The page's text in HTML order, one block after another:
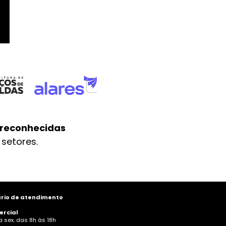
de atendimento
sex. das 8h às 18h